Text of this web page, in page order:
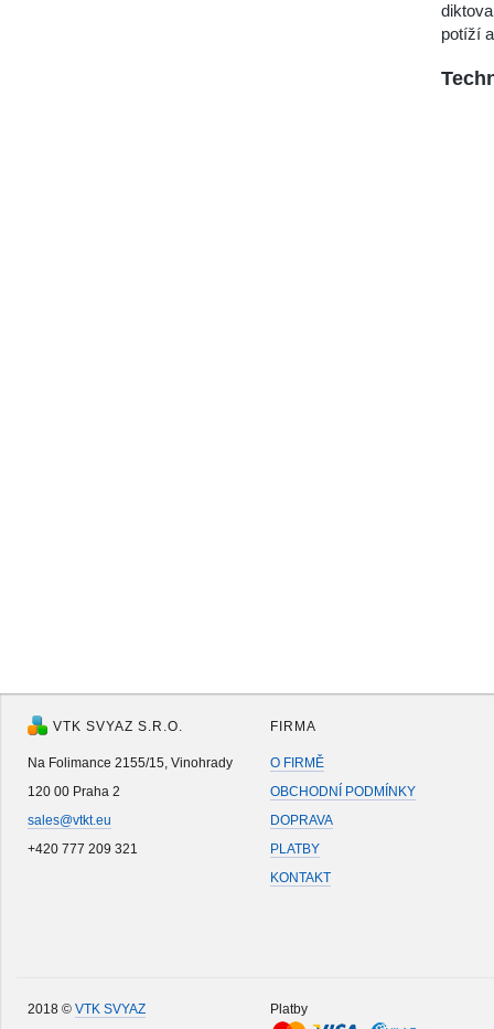
potíží
VTK SVYAZ S.R.O.
Na Folimance 2155/15, Vinohrady
120 00 Praha 2
sales@vtkt.eu
+420 777 209 321
FIRMA
O FIRMĚ
OBCHODNÍ PODMÍNKY
DOPRAVA
PLATBY
KONTAKT
2018 © VTK SVYAZ Platby